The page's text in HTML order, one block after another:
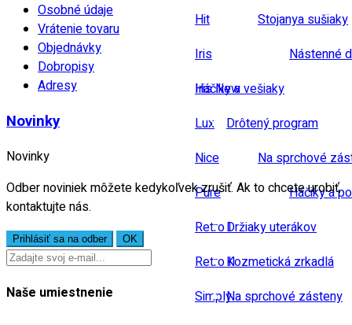
Hit
Iris
Iris New
Lux
Nice
Pure
Retro I
Retro II
Simply
Stojanya sušiaky
Nástenné
Háčiky a vešiaky
Drôtený program
Na sprchové
Háčiky a
Držiaky uterákov
Kozmetická zrkadlá
Na sprchové zásteny
Osobné údaje
Vrátenie tovaru
Objednávky
Dobropisy
Adresy
Novinky
Novinky
Odber noviniek môžete kedykoľvek zrušiť. Ak to chcete urobiť,
kontaktujte nás.
Naše umiestnenie